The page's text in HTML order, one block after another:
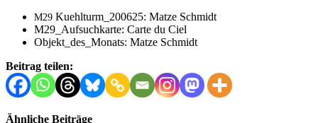
M29 Kuehlturm_200625: Matze Schmidt
M29_Aufsuchkarte: Carte du Ciel
Objekt_des_Monats: Matze Schmidt
Beitrag teilen:
Ähnliche Beiträge